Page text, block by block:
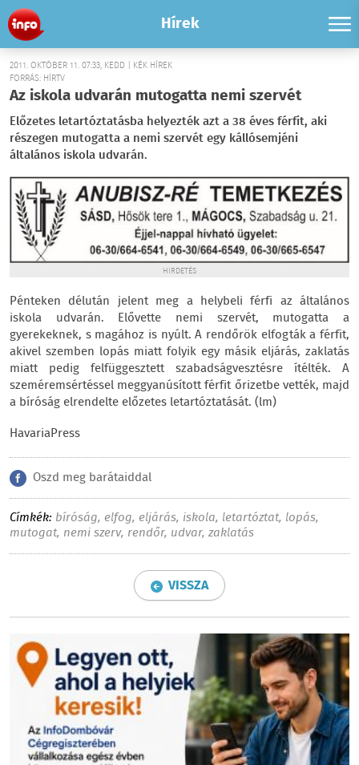
Hírek
2011. OKTÓBER 11. 07:33, KEDD | KÉK HÍREK
FORRÁS: HÍRTV
Az iskola udvarán mutogatta nemi szervét
Előzetes letartóztatásba helyezték azt a 38 éves férfit, aki
részegen mutogatta a nemi szervét egy kállósemjéni
általános iskola udvarán.
HIRDETÉS
Pénteken délután jelent meg a helybeli férfi az általános
iskola udvarán. Elővette nemi szervét, mutogatta a
gyerekeknek, s magához is nyúlt. A rendőrök elfogták a férfit,
akivel szemben lopás miatt folyik egy másik eljárás, zaklatás
miatt pedig felfüggesztett szabadságvesztésre ítélték. A
szeméremsértéssel meggyanúsított férfit őrizetbe vették, majd
a bíróság elrendelte előzetes letartóztatását. (lm)
HavariaPress
Oszd meg barátaiddal
Címkék: bíróság, elfog, eljárás, iskola, letartóztat, lopás,
mutogat, nemi szerv, rendőr, udvar, zaklatás
VISSZA